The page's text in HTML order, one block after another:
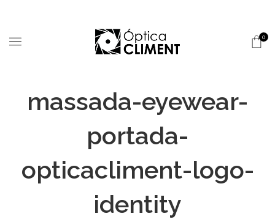
0
massada-eyewear-
portada-
opticacliment-logo-
identity